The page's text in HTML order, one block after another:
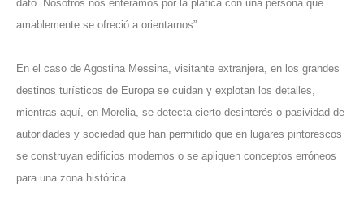
dato. Nosotros nos enteramos por la plática con una persona que
amablemente se ofreció a orientarnos”.
En el caso de Agostina Messina, visitante extranjera, en los grandes
destinos turísticos de Europa se cuidan y explotan los detalles,
mientras aquí, en Morelia, se detecta cierto desinterés o pasividad de
autoridades y sociedad que han permitido que en lugares pintorescos
se construyan edificios modernos o se apliquen conceptos erróneos
para una zona histórica.